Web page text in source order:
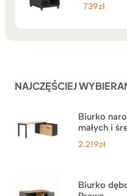
739zł
NAJCZĘŚCIEJ
Biurko
małych i
2.219zł
Biurko